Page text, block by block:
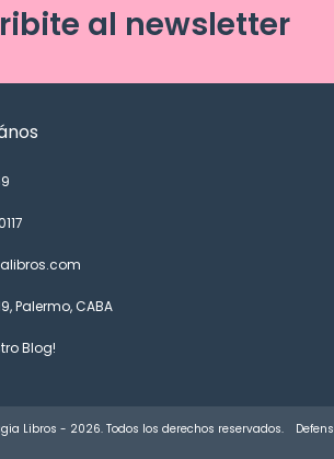
al newsletter
Palermo, CABA
Blog!
Libros - 2026. Todos los derechos reservados.